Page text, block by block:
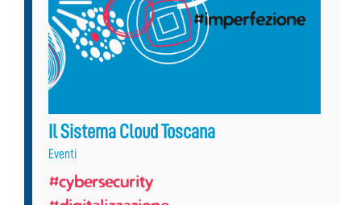
Il Sistema Cloud Toscana
Eventi
#cybersecurity